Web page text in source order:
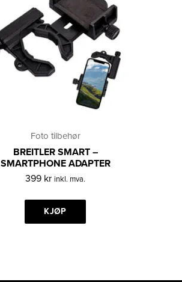
Foto tilbehør
BREITLER SMART –
SMARTPHONE ADAPTER
399 kr inkl. mva.
KJØP